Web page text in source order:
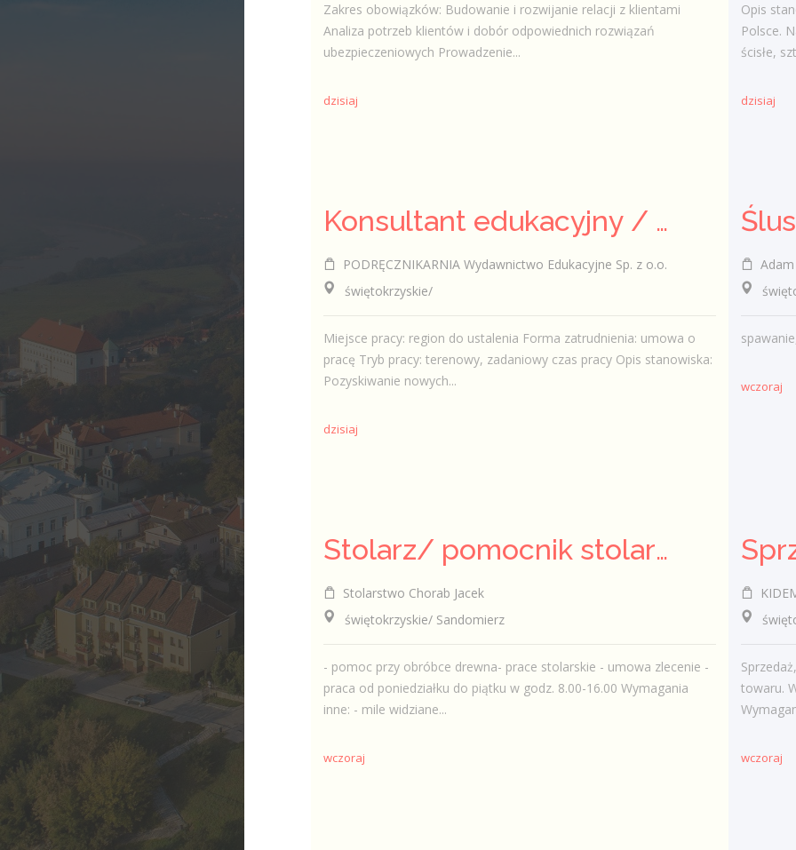
Zakres obowiązków: Budowanie i rozwijanie relacji z klientami
Analiza potrzeb klientów i dobór odpowiednich rozwiązań
ubezpieczeniowych Prowadzenie...
dzisiaj
Opis
Polsce.
ścisłe,
dzisiaj
Konsultant edukacyjny / Konsultantka edukacyjna
PODRĘCZNIKARNIA Wydawnictwo Edukacyjne Sp. z o.o.
świętokrzyskie/
Miejsce pracy: region do ustalenia Forma zatrudnienia: umowa o
pracę Tryb pracy: terenowy, zadaniowy czas pracy Opis stanowiska:
Pozyskiwanie nowych...
dzisiaj
Adam
wczoraj
Stolarz/ pomocnik stolarza (k/.m)
Stolarstwo Chorab Jacek
świętokrzyskie/ Sandomierz
- pomoc przy obróbce drewna- prace stolarskie - umowa zlecenie -
praca od poniedziałku do piątku w godz. 8.00-16.00 Wymagania
inne: - mile widziane...
wczoraj
towaru.
wczoraj